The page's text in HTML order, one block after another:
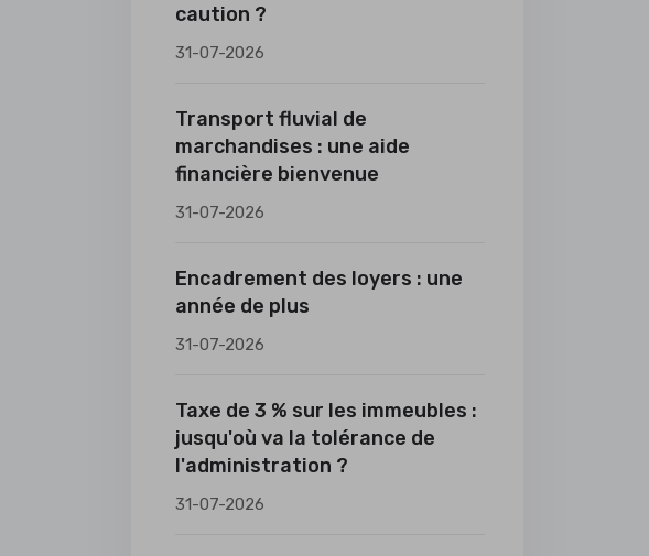
caution ?
31-07-2026
Transport fluvial de
marchandises : une aide
financière bienvenue
31-07-2026
Encadrement des loyers : une
année de plus
31-07-2026
Taxe de 3 % sur les immeubles :
jusqu'où va la tolérance de
l'administration ?
31-07-2026